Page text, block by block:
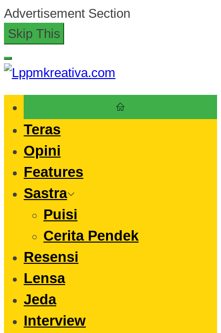
Skip
to
content
Advertisement Section
Skip This
Teras
Opini
Features
Sastra
Puisi
Cerita Pendek
Resensi
Lensa
Jeda
Interview